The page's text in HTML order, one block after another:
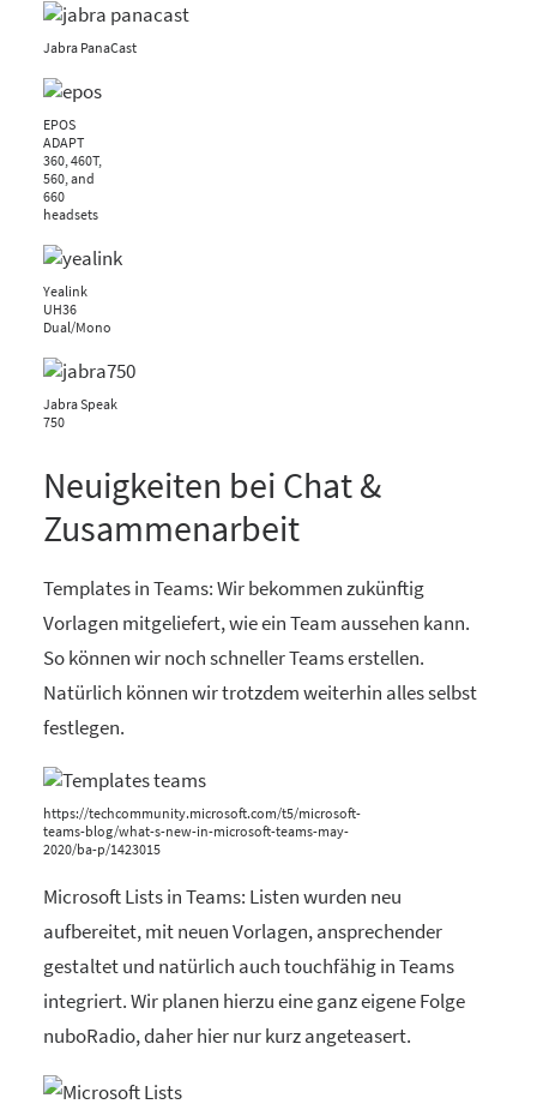
Jabra PanaCast
EPOS
ADAPT
360, 460T,
560, and
660
headsets
Yealink
UH36
Dual/Mono
Jabra Speak
750
Neuigkeiten bei Chat &
Zusammenarbeit
Templates in Teams: Wir bekommen zukünftig
Vorlagen mitgeliefert, wie ein Team aussehen kann.
So können wir noch schneller Teams erstellen.
Natürlich können wir trotzdem weiterhin alles selbst
festlegen.
https://techcommunity.microsoft.com/t5/microsoft-
teams-blog/what-s-new-in-microsoft-teams-may-
2020/ba-p/1423015
Microsoft Lists in Teams: Listen wurden neu
aufbereitet, mit neuen Vorlagen, ansprechender
gestaltet und natürlich auch touchfähig in Teams
integriert. Wir planen hierzu eine ganz eigene Folge
nuboRadio, daher hier nur kurz angeteasert.